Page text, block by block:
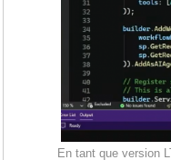
En tant que version